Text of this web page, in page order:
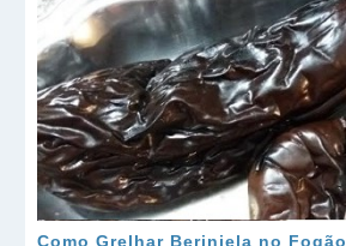
Como Grelhar Berinjela no